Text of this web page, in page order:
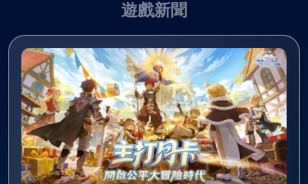
遊戲新聞